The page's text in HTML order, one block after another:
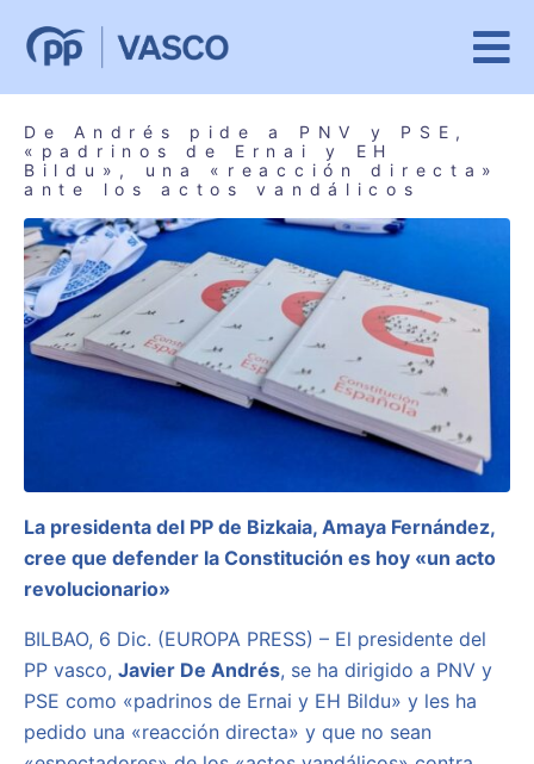
De Andrés pide a PNV y PSE,
«padrinos de Ernai y EH
Bildu», una «reacción directa»
ante los actos vandálicos
La presidenta del PP de Bizkaia, Amaya Fernández,
cree que defender la Constitución es hoy «un acto
revolucionario»
BILBAO, 6 Dic. (EUROPA PRESS) – El presidente del
PP vasco, Javier De Andrés, se ha dirigido a PNV y
PSE como «padrinos de Ernai y EH Bildu» y les ha
pedido una «reacción directa» y que no sean